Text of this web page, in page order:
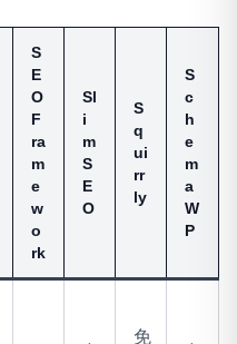
S
E
O
F
ra
m
e
w
o
rk
Sl
i
m
S
E
O
S
q
ui
rr
ly
S
c
h
e
m
a
W
P
免